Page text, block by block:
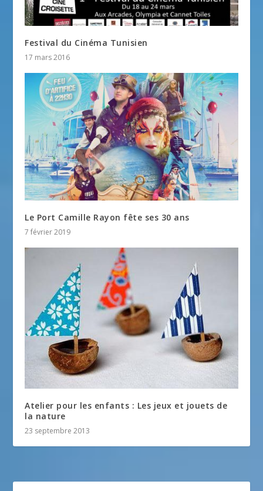
Festival du Cinéma Tunisien
17 mars 2016
Le Port Camille Rayon fête ses 30 ans
7 février 2019
Atelier pour les enfants : Les jeux et jouets de
la nature
23 septembre 2013